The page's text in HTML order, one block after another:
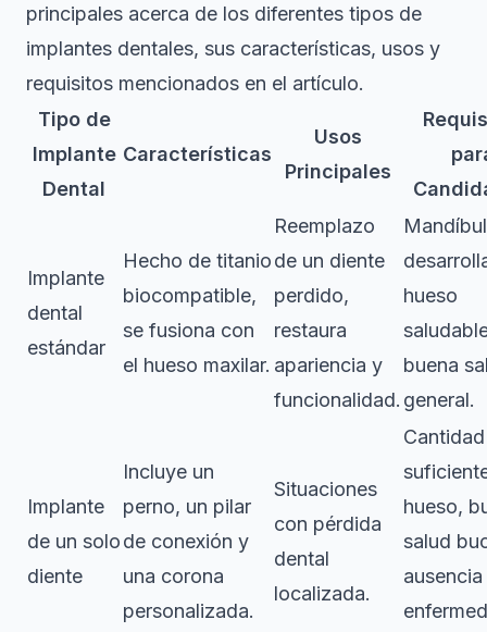
principales acerca de los diferentes tipos de
implantes dentales, sus características, usos y
requisitos mencionados en el artículo.
Tipo de
Implante
Dental
Características
Usos
Principales
Implante
dental
estándar
Hecho de titanio
biocompatible,
se fusiona con
el hueso maxilar.
Reemplazo
de un diente
perdido,
restaura
apariencia y
funcionalidad.
hueso
buena
general.
Implante
de un solo
diente
Incluye un
perno, un pilar
de conexión y
una corona
personalizada.
Situaciones
con pérdida
dental
localizada.
Cantidad
hueso,
salud